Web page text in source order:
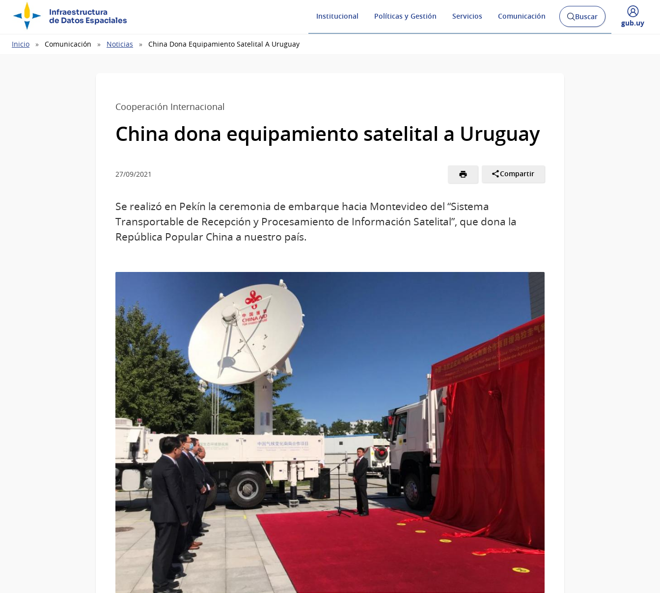
Infraestructura
de Datos Espaciales
Institucional Políticas y Gestión Servicios Comunicación
Abrir
buscador
Buscar
Desplegar
gub.uy
Ruta
Inicio Comunicación Noticias China Dona Equipamiento Satelital A Uruguay
Cooperación Internacional
China dona equipamiento satelital a Uruguay
27/09/2021 Compartir
Se realizó en Pekín la ceremonia de embarque hacia Montevideo del “Sistema
Transportable de Recepción y Procesamiento de Información Satelital”, que dona la
República Popular China a nuestro país.